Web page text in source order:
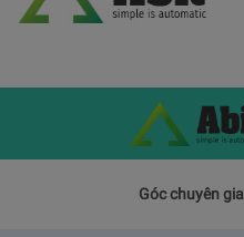
Góc chuyên gia